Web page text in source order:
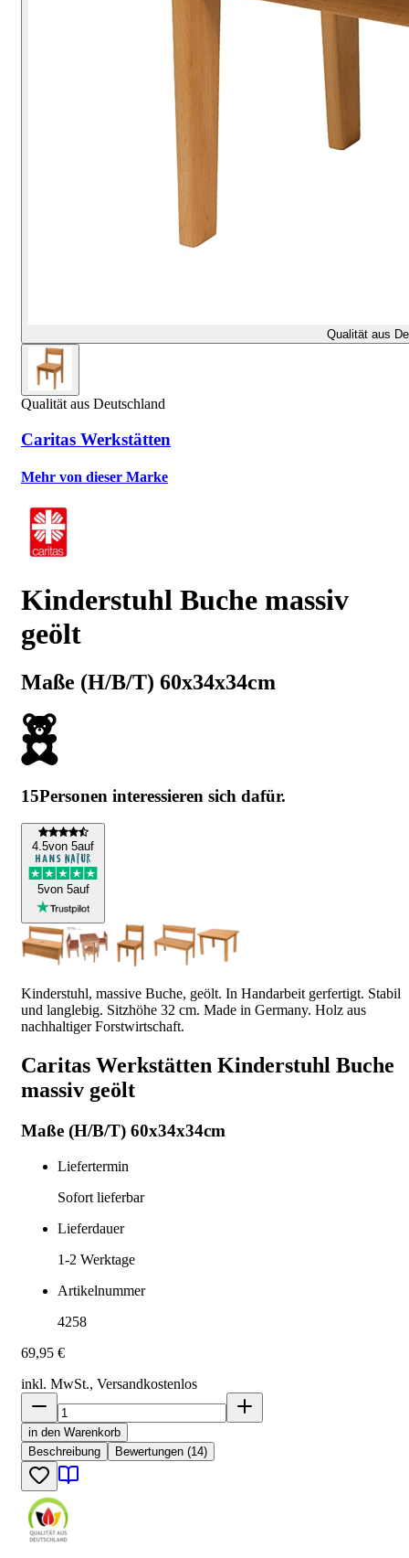
Qualität aus
Qualität aus Deutschland
Caritas Werkstätten
Mehr von dieser Marke
Kinderstuhl Buche massiv
geölt
Maße (H/B/T) 60x34x34cm
15Personen interessieren sich dafür.
4.5von 5auf
5von 5auf
Kinderstuhl, massive Buche, geölt. In Handarbeit gerfertigt. Stabil
und langlebig. Sitzhöhe 32 cm. Made in Germany. Holz aus
nachhaltiger Forstwirtschaft.
Caritas Werkstätten Kinderstuhl Buche
massiv geölt
Maße (H/B/T) 60x34x34cm
Liefertermin
Sofort lieferbar
Lieferdauer
1-2 Werktage
Artikelnummer
4258
69,95 €
inkl. MwSt., Versandkostenlos
in den Warenkorb
Beschreibung
Bewertungen (14)